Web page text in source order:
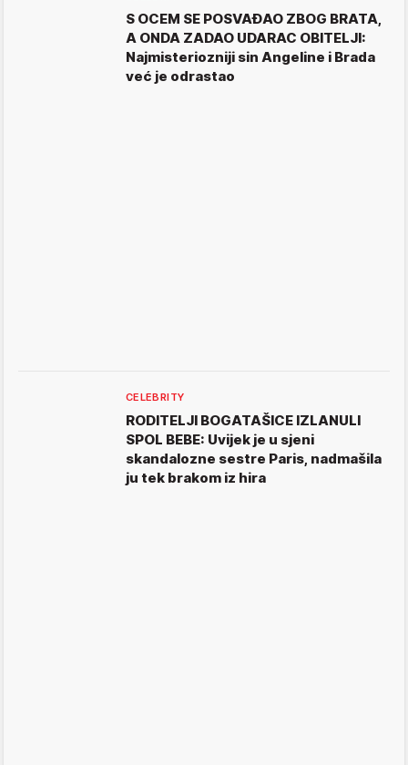
S OCEM SE POSVAĐAO ZBOG BRATA,
A ONDA ZADAO UDARAC OBITELJI:
Najmisteriozniji sin Angeline i Brada
već je odrastao
CELEBRITY
RODITELJI BOGATAŠICE IZLANULI
SPOL BEBE: Uvijek je u sjeni
skandalozne sestre Paris, nadmašila
ju tek brakom iz hira